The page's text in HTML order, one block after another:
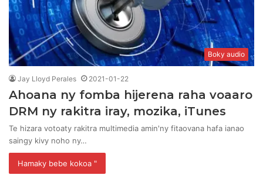
Boky audio
Jay Lloyd Perales 2021-01-22
Ahoana ny fomba hijerena raha voaaro
DRM ny rakitra iray, mozika, iTunes
Te hizara votoaty rakitra multimedia amin'ny fitaovana hafa ianao
saingy kivy noho ny…
Hamaky bebe kokoa "